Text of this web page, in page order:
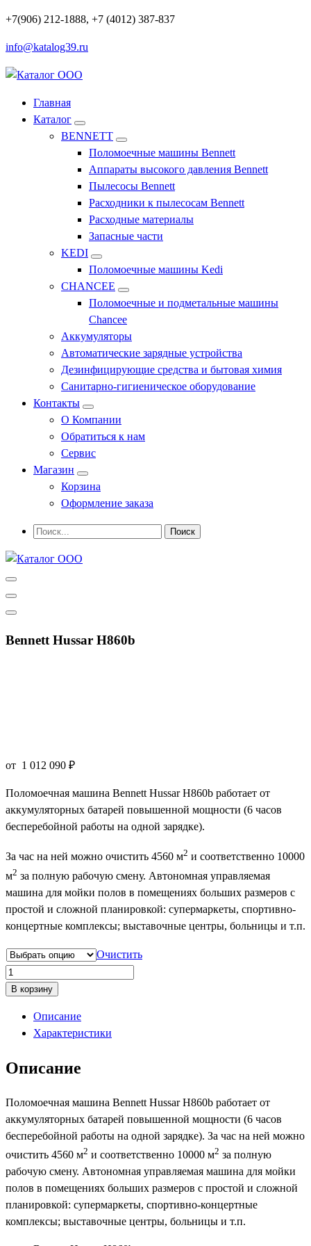
Перейти
содержимому
+7(906) 212-1888, +7 (4012) 387-837
info@katalog39.ru
Профессиональное оборудование и инструменты
Главная
Каталог
BENNETT
Поломоечные машины Bennett
Аппараты высокого давления Bennett
Пылесосы Bennett
Расходники к пылесосам Bennett
Расходные материалы
Запасные части
KEDI
Поломоечные машины Kedi
CHANCEE
Поломоечные и подметальные машины
Chancee
Аккумуляторы
Автоматические зарядные устройства
Дезинфицирующие средства и бытовая химия
Санитарно-гигиеническое оборудование
Контакты
О Компании
Обратиться к нам
Сервис
Магазин
Корзина
Оформление заказа
Bennett Hussar H860b
от 1 012 090 ₽
Поломоечная машина Bennett Hussar H860b работает от
аккумуляторных батарей повышенной мощности (6 часов
бесперебойной работы на одной зарядке).
За час на ней можно очистить 4560 м2 и соответственно 10000
м2 за полную рабочую смену. Автономная управляемая
машина для мойки полов в помещениях больших размеров с
простой и сложной планировкой: супермаркеты, спортивно-
концертные комплексы; выставочные центры, больницы и т.п.
Очистить
Количество
товара
Hussar
H860b
В корзину
Описание
Характеристики
Описание
Поломоечная машина Bennett Hussar H860b работает от
аккумуляторных батарей повышенной мощности (6 часов
бесперебойной работы на одной зарядке). За час на ней можно
очистить 4560 м2 и соответственно 10000 м2 за полную
рабочую смену. Автономная управляемая машина для мойки
полов в помещениях больших размеров с простой и сложной
планировкой: супермаркеты, спортивно-концертные
комплексы; выставочные центры, больницы и т.п.